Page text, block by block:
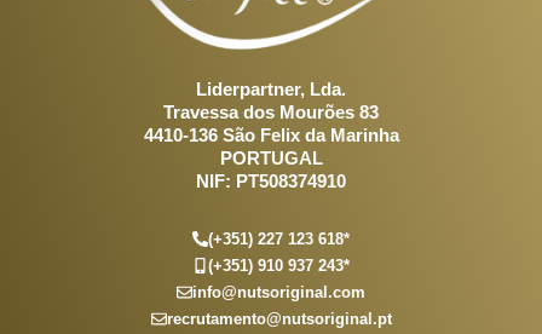
Liderpartner, Lda.
Travessa dos Mourões 83
4410-136 São Felix da Marinha
PORTUGAL
NIF: PT508374910
(+351) 227 123 618*
(+351) 910 937 243*
info@nutsoriginal.com
recrutamento@nutsoriginal.pt